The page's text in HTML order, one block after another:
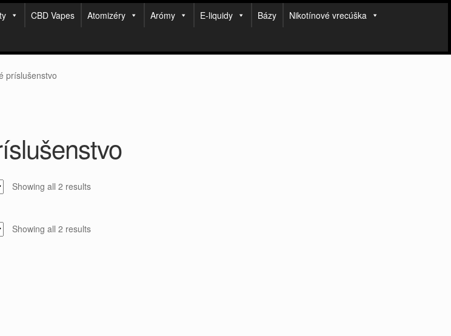
CBD Vapes Atomizéry Arómy E-liquidy Bázy
Nikotínové vrecúška
príslušenstvo
Showing all 2 results
Showing all 2 results